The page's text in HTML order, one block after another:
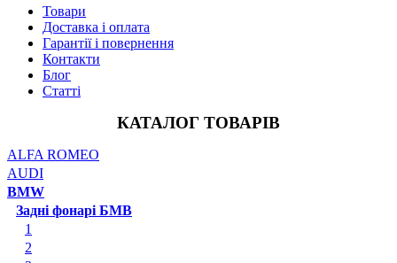
Товари
Доставка і оплата
Гарантії і повернення
Контакти
Блог
Статті
КАТАЛОГ ТОВАРІВ
ALFA ROMEO
AUDI
BMW
Задні фонарі БМВ
1
2